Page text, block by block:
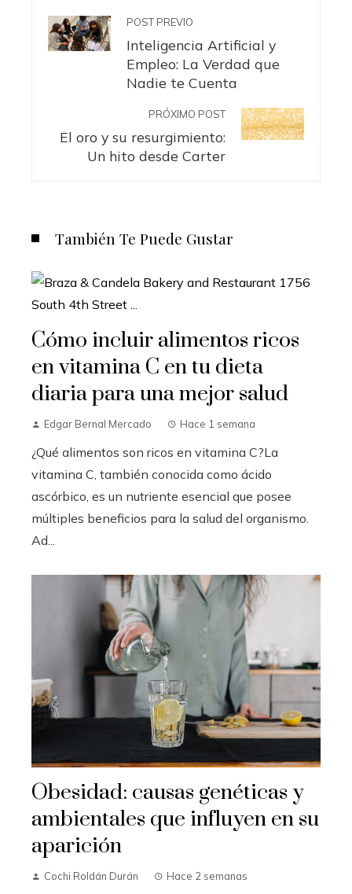
POST PREVIO
Inteligencia Artificial y
Empleo: La Verdad que
Nadie te Cuenta
PRÓXIMO POST
El oro y su resurgimiento:
Un hito desde Carter
También Te Puede Gustar
Cómo incluir alimentos ricos
en vitamina C en tu dieta
diaria para una mejor salud
Edgar Bernal Mercado Hace 1 semana
¿Qué alimentos son ricos en vitamina C?La
vitamina C, también conocida como ácido
ascórbico, es un nutriente esencial que posee
múltiples beneficios para la salud del organismo.
Ad...
Obesidad: causas genéticas y
ambientales que influyen en su
aparición
Cochi Roldán Durán Hace 2 semanas